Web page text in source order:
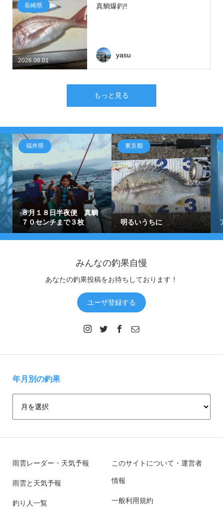
2026.08.01
長崎県 真鯛爆釣‼
yasu
もっと見る
福井県
８月１８日半夜便 真鯛
７０センチまで３枚
東京都
明るいうちに
みんなの釣果自慢
あなたの釣果投稿をお待ちしております！
ユーザ登録する
年月別の釣果
雨雲レーダー・天気予報
雨雲と天気予報
釣り人一覧
このサイトについて・運営者
情報
一般利用規約